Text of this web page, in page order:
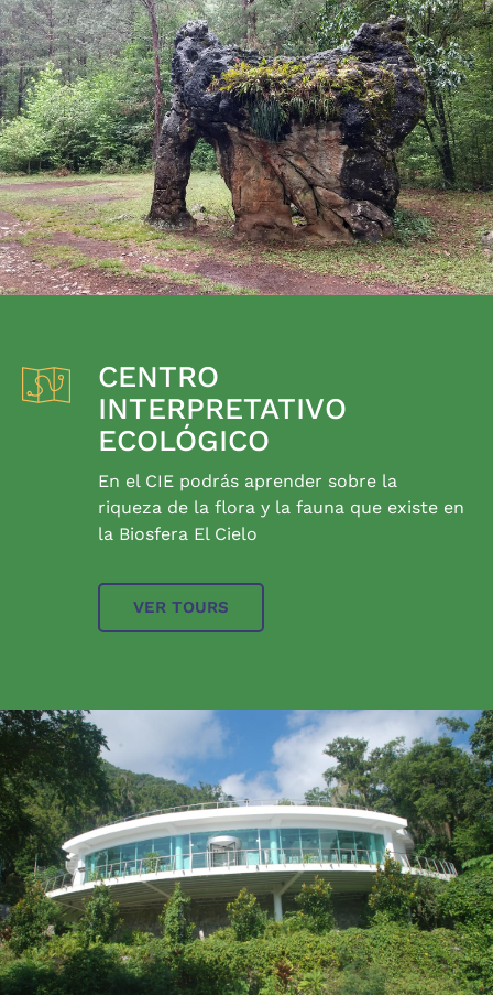
CENTRO
INTERPRETATIVO
ECOLÓGICO
En el CIE podrás aprender sobre la
riqueza de la flora y la fauna que existe en
la Biosfera El Cielo
VER TOURS